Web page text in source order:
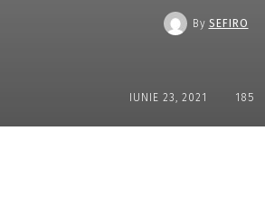
By SEFIRO
IUNIE 23, 2021 185